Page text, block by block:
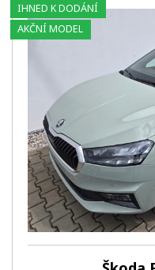
IHNED K DODÁNÍ
AKČNÍ MODEL